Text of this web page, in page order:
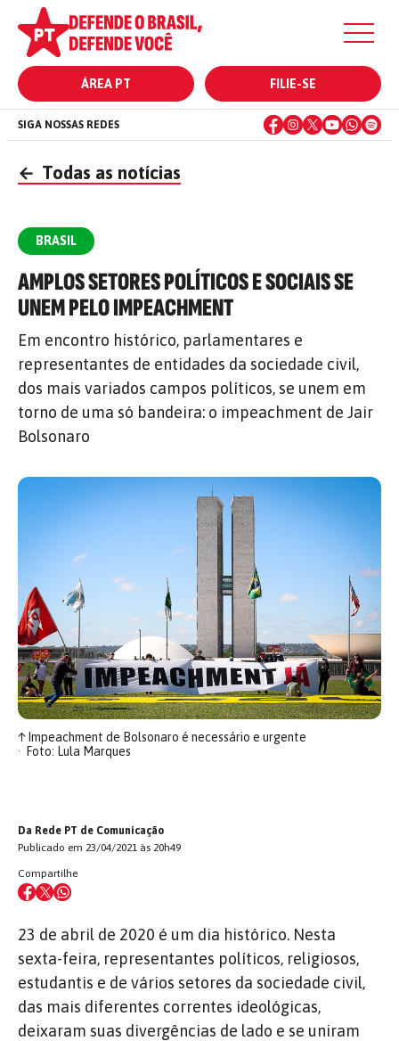
ÁREA PT FILIE-SE
SIGA NOSSAS REDES
← Todas as notícias
BRASIL
AMPLOS SETORES POLÍTICOS E SOCIAIS SE
UNEM PELO IMPEACHMENT
Em encontro histórico, parlamentares e
representantes de entidades da sociedade civil,
dos mais variados campos políticos, se unem em
torno de uma só bandeira: o impeachment de Jair
Bolsonaro
↑Impeachment de Bolsonaro é necessário e urgente
Foto: Lula Marques
Da Rede PT de Comunicação
Publicado em 23/04/2021 às 20h49
Compartilhe
23 de abril de 2020 é um dia histórico. Nesta
sexta-feira, representantes políticos, religiosos,
estudantis e de vários setores da sociedade civil,
das mais diferentes correntes ideológicas,
deixaram suas divergências de lado e se uniram